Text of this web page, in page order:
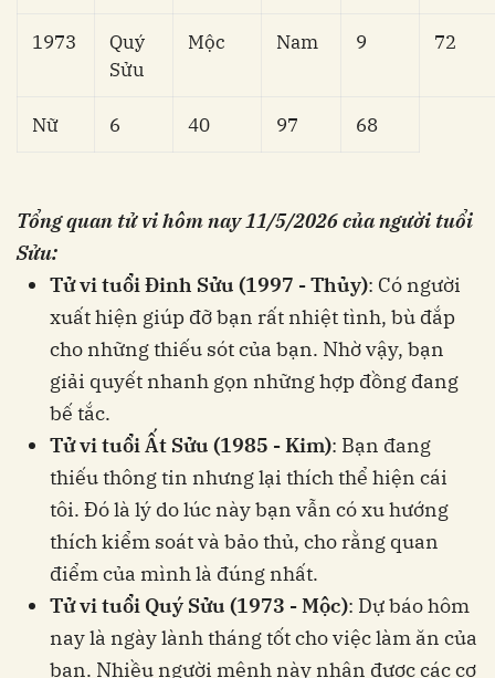
1973
Quý
Sửu
Mộc Nam 9 72
Nữ 6 40 97 68
Tổng quan tử vi hôm nay 11/5/2026của người tuổi
Sửu:
Tử vi tuổi Đinh Sửu (1997 - Thủy): Có người
xuất hiện giúp đỡ bạn rất nhiệt tình, bù đắp
cho những thiếu sót của bạn. Nhờ vậy, bạn
giải quyết nhanh gọn những hợp đồng đang
bế tắc.
Tử vi tuổi Ất Sửu (1985 - Kim): Bạn đang
thiếu thông tin nhưng lại thích thể hiện cái
tôi. Đó là lý do lúc này bạn vẫn có xu hướng
thích kiểm soát và bảo thủ, cho rằng quan
điểm của mình là đúng nhất.
Tử vi tuổi Quý Sửu (1973 - Mộc): Dự báo hôm
nay là ngày lành tháng tốt cho việc làm ăn của
bạn. Nhiều người mệnh này nhận được các cơ